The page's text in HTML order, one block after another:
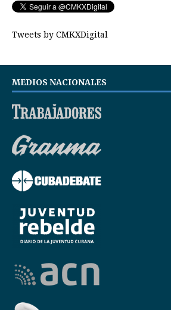
Tweets by CMKXDigital
MEDIOS NACIONALES